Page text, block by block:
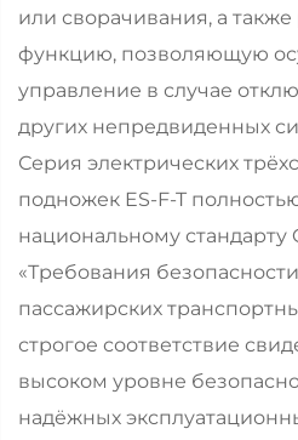
или сворачивания, а
функцию, позволяющую
управление в случае
других непредвиденных
Серия электрических
подножек ES-F-T
национальному стандарту
«Требования
пассажирских
строгое соответствие
высоком уровне
надёжных